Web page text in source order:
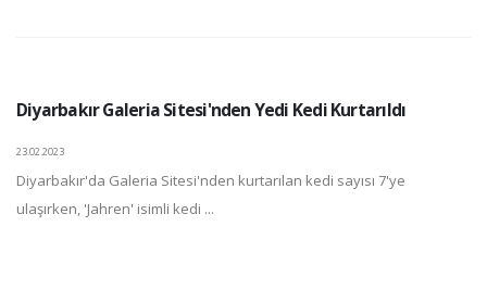
Diyarbakır Galeria Sitesi'nden Yedi Kedi Kurtarıldı
23.02.2023
Diyarbakır'da Galeria Sitesi'nden kurtarılan kedi sayısı 7'ye
ulaşırken, 'Jahren' isimli kedi ...